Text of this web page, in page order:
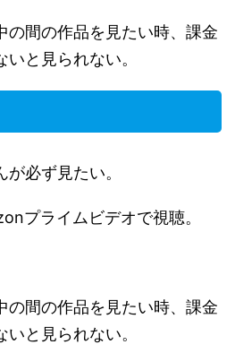
の間の作品を見たい時、課金
と見られない。
必ず見たい。
プライムビデオで視聴。
の間の作品を見たい時、課金
と見られない。